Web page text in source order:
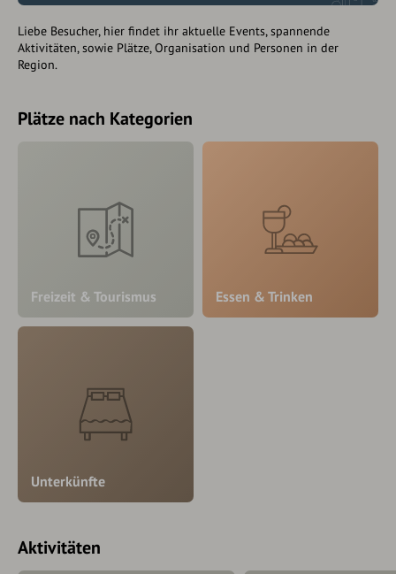
Liebe Besucher, hier findet ihr aktuelle Events, spannende
Aktivitäten, sowie Plätze, Organisation und Personen in der
Region.
Plätze nach Kategorien
Freizeit & Tourismus Essen & Trinken
Unterkünfte
Aktivitäten